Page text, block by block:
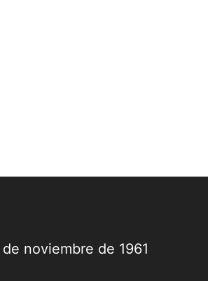
noviembre de 1961